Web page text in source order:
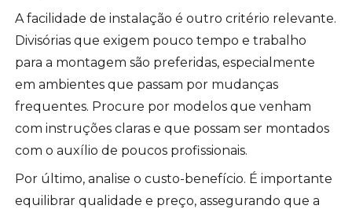
A facilidade de instalação é outro critério relevante.
Divisórias que exigem pouco tempo e trabalho
para a montagem são preferidas, especialmente
em ambientes que passam por mudanças
frequentes. Procure por modelos que venham
com instruções claras e que possam ser montados
com o auxílio de poucos profissionais.
Por último, analise o custo-benefício. É importante
equilibrar qualidade e preço, assegurando que a